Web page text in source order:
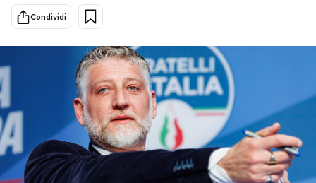
Economia
PODCAST
NEWSLETTER
Condividi